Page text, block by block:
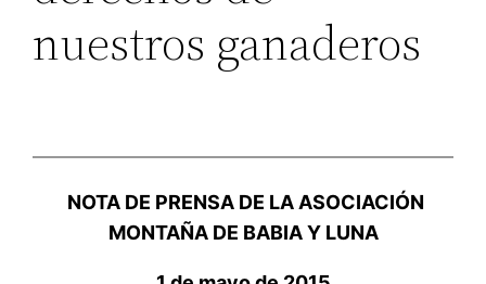
nuestros ganaderos
NOTA DE PRENSA DE LA ASOCIACIÓN
MONTAÑA DE BABIA Y LUNA